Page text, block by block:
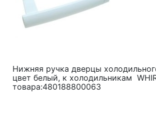
Нижняя ручка дверцы
цвет белый, к холодильникам
товара:480188800063